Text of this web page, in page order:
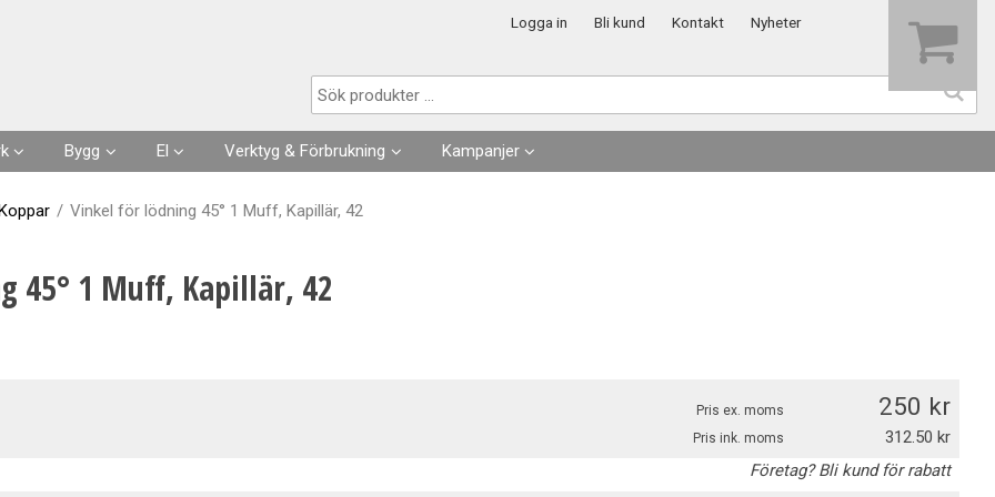
Logga in Bli kund Kontakt Nyheter
Bygg
Husgrunder
El
Kabel
Skarvsladdar, stickproppar
Verktyg & Förbrukning
Förbrukningsvaror
Kläder
Kampanjer
/ Vinkel för lödning 45° 1 Muff, Kapillär, 42
45° 1 Muff, Kapillär, 42
Pris ex. moms 250
Pris ink. moms
312.50
Företag? Bli kund för rabatt